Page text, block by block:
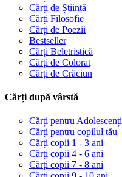
Cărți de Știință
Cărți Filosofie
Cărți de Poezii
Bestseller
Cărți Beletristică
Cărți de Colorat
Cărți de Crăciun
Cărți după vârstă
Cărți pentru Adolescenți
Cărți pentru copilul tău
Cărți copii 1 - 3 ani
Cărți copii 4 - 6 ani
Cărți copii 7 - 8 ani